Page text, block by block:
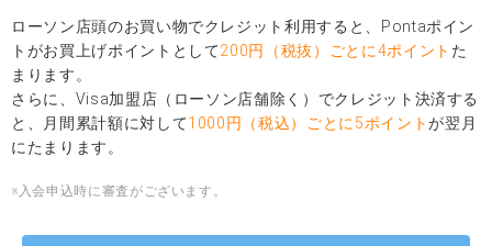
ローソン店頭のお買い物でクレジット利用すると、Pontaポイン
トがお買上げポイントとして200円（税抜）ごとに4ポイント た
まります。
さらに、Visa加盟店（ローソン店舗除く）でクレジット決済する
と、月間累計額に対して1000円（税込）ごとに5ポイントが翌月
にたまります。
※入会申込時に審査がございます。